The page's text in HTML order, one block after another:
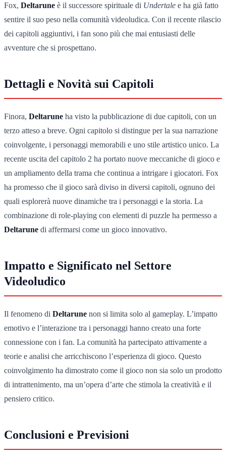
Fox, Deltarune è il successore spirituale di Undertale e ha già fatto
sentire il suo peso nella comunità videoludica. Con il recente rilascio
dei capitoli aggiuntivi, i fan sono più che mai entusiasti delle
avventure che si prospettano.
Dettagli e Novità sui Capitoli
Finora, Deltarune ha visto la pubblicazione di due capitoli, con un
terzo atteso a breve. Ogni capitolo si distingue per la sua narrazione
coinvolgente, i personaggi memorabili e uno stile artistico unico. La
recente uscita del capitolo 2 ha portato nuove meccaniche di gioco e
un ampliamento della trama che continua a intrigare i giocatori. Fox
ha promesso che il gioco sarà diviso in diversi capitoli, ognuno dei
quali esplorerà nuove dinamiche tra i personaggi e la storia. La
combinazione di role-playing con elementi di puzzle ha permesso a
Deltarune di affermarsi come un gioco innovativo.
Impatto e Significato nel Settore
Videoludico
Il fenomeno di Deltarune non si limita solo al gameplay. L’impatto
emotivo e l’interazione tra i personaggi hanno creato una forte
connessione con i fan. La comunità ha partecipato attivamente a
teorie e analisi che arricchiscono l’esperienza di gioco. Questo
coinvolgimento ha dimostrato come il gioco non sia solo un prodotto
di intrattenimento, ma un’opera d’arte che stimola la creatività e il
pensiero critico.
Conclusioni e Previsioni